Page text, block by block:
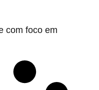
com foco em